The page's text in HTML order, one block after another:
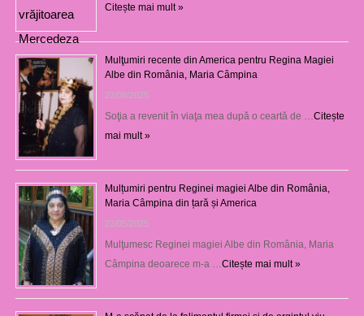
Citește mai mult »
Mulţumiri recente din America pentru Regina Magiei
Albe din România, Maria Câmpina
23/08/2025
Soţia a revenit în viaţa mea după o ceartă de … Citește
mai mult »
Mulțumiri pentru Reginei magiei Albe din România,
Maria Câmpina din țară și America
22/05/2025
Mulţumesc Reginei magiei Albe din România, Maria
Câmpina deoarece m-a … Citește mai mult »